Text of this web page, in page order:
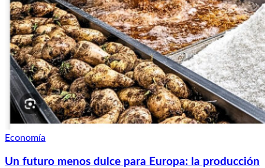
Economía
Un futuro menos dulce para Europa: la producción